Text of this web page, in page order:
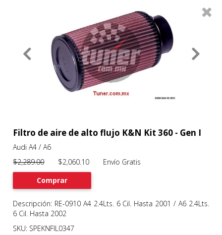
About
Services
Filtros 0
Previous
Filtro de aire de alto flujo K&N Kit 360 - Gen I
Audi A4 / A6
$2,289.00$2,060.10 Envío Gratis
Comprar
Descripción: RE-0910 A4 2.4Lts. 6 Cil. Hasta 2001 / A6 2.4Lts.
6 Cil. Hasta 2002
SKU: SPEKNFIL0347